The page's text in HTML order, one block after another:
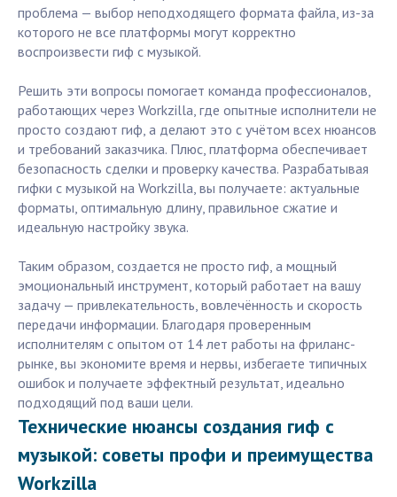
проблема — выбор неподходящего формата файла, из-за
которого не все платформы могут корректно
воспроизвести гиф с музыкой.
Решить эти вопросы помогает команда профессионалов,
работающих через Workzilla, где опытные исполнители не
просто создают гиф, а делают это с учётом всех нюансов
и требований заказчика. Плюс, платформа обеспечивает
безопасность сделки и проверку качества. Разрабатывая
гифки с музыкой на Workzilla, вы получаете: актуальные
форматы, оптимальную длину, правильное сжатие и
идеальную настройку звука.
Таким образом, создается не просто гиф, а мощный
эмоциональный инструмент, который работает на вашу
задачу — привлекательность, вовлечённость и скорость
передачи информации. Благодаря проверенным
исполнителям с опытом от 14 лет работы на фриланс-
рынке, вы экономите время и нервы, избегаете типичных
ошибок и получаете эффектный результат, идеально
подходящий под ваши цели.
Технические нюансы создания гиф с
музыкой: советы профи и преимущества
Workzilla